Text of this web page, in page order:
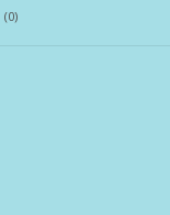
(0)